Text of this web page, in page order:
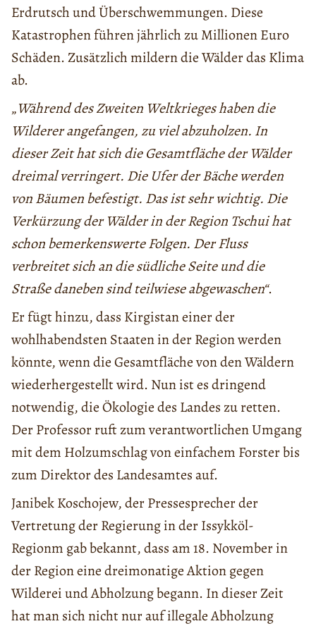
Erdrutsch und Überschwemmungen. Diese
Katastrophen führen jährlich zu Millionen Euro
Schäden. Zusätzlich mildern die Wälder das Klima
ab.
„Während des Zweiten Weltkrieges haben die
Wilderer angefangen, zu viel abzuholzen. In
dieser Zeit hat sich die Gesamtfläche der Wälder
dreimal verringert. Die Ufer der Bäche werden
von Bäumen befestigt. Das ist sehr wichtig. Die
Verkürzung der Wälder in der Region Tschui hat
schon bemerkenswerte Folgen. Der Fluss
verbreitet sich an die südliche Seite und die
Straße daneben sind teilwiese abgewaschen“.
Er fügt hinzu, dass Kirgistan einer der
wohlhabendsten Staaten in der Region werden
könnte, wenn die Gesamtfläche von den Wäldern
wiederhergestellt wird. Nun ist es dringend
notwendig, die Ökologie des Landes zu retten.
Der Professor ruft zum verantwortlichen Umgang
mit dem Holzumschlag von einfachem Forster bis
zum Direktor des Landesamtes auf.
Janibek Koschojew, der Pressesprecher der
Vertretung der Regierung in der Issykköl-
Regionm gab bekannt, dass am 18. November in
der Region eine dreimonatige Aktion gegen
Wilderei und Abholzung begann. In dieser Zeit
hat man sich nicht nur auf illegale Abholzung